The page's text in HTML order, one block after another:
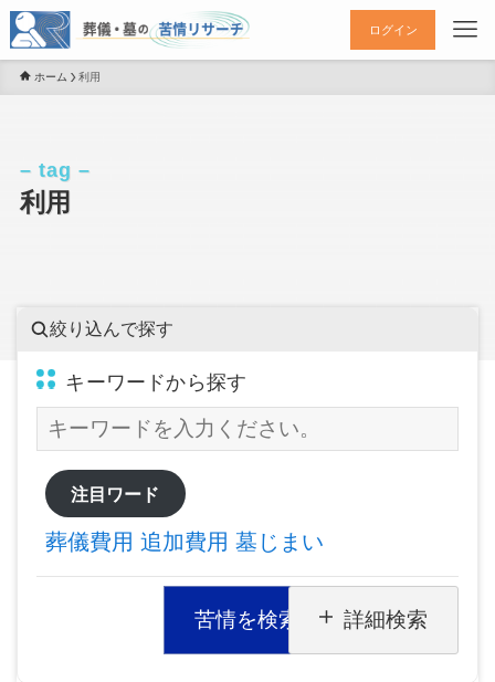
ログイン
ホーム 利用
利用
– tag –
絞り込んで探す
キーワードから探す
注目ワード
葬儀費用 追加費用 墓じまい
苦情を検索 詳細検索